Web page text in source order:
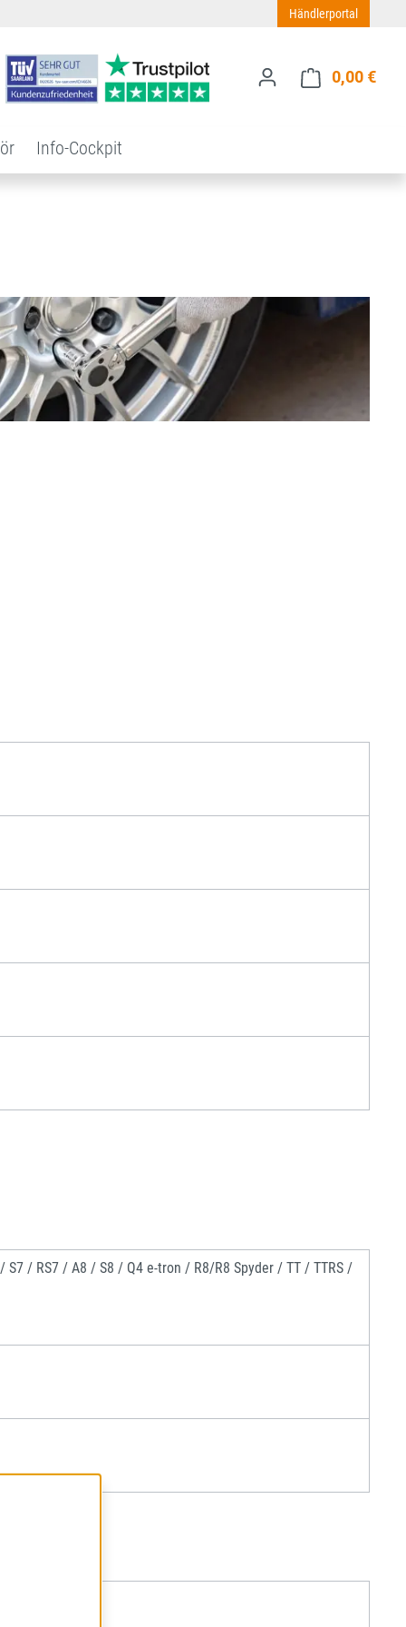
Händlerportal
0,00 €
Info-Cockpit
/ RS7 / A8 / S8 / Q4 e-tron / R8/R8 Spyder / TT / TTRS /